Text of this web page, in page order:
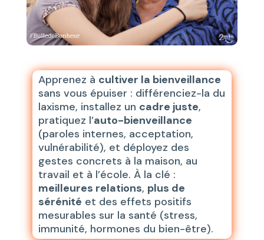
Apprenez à cultiver la bienveillance
sans vous épuiser : différenciez-la du
laxisme, installez un cadre juste,
pratiquez l’auto-bienveillance
(paroles internes, acceptation,
vulnérabilité), et déployez des
gestes concrets à la maison, au
travail et à l’école. À la clé :
meilleures relations, plus de
sérénité et des effets positifs
mesurables sur la santé (stress,
immunité, hormones du bien-être).